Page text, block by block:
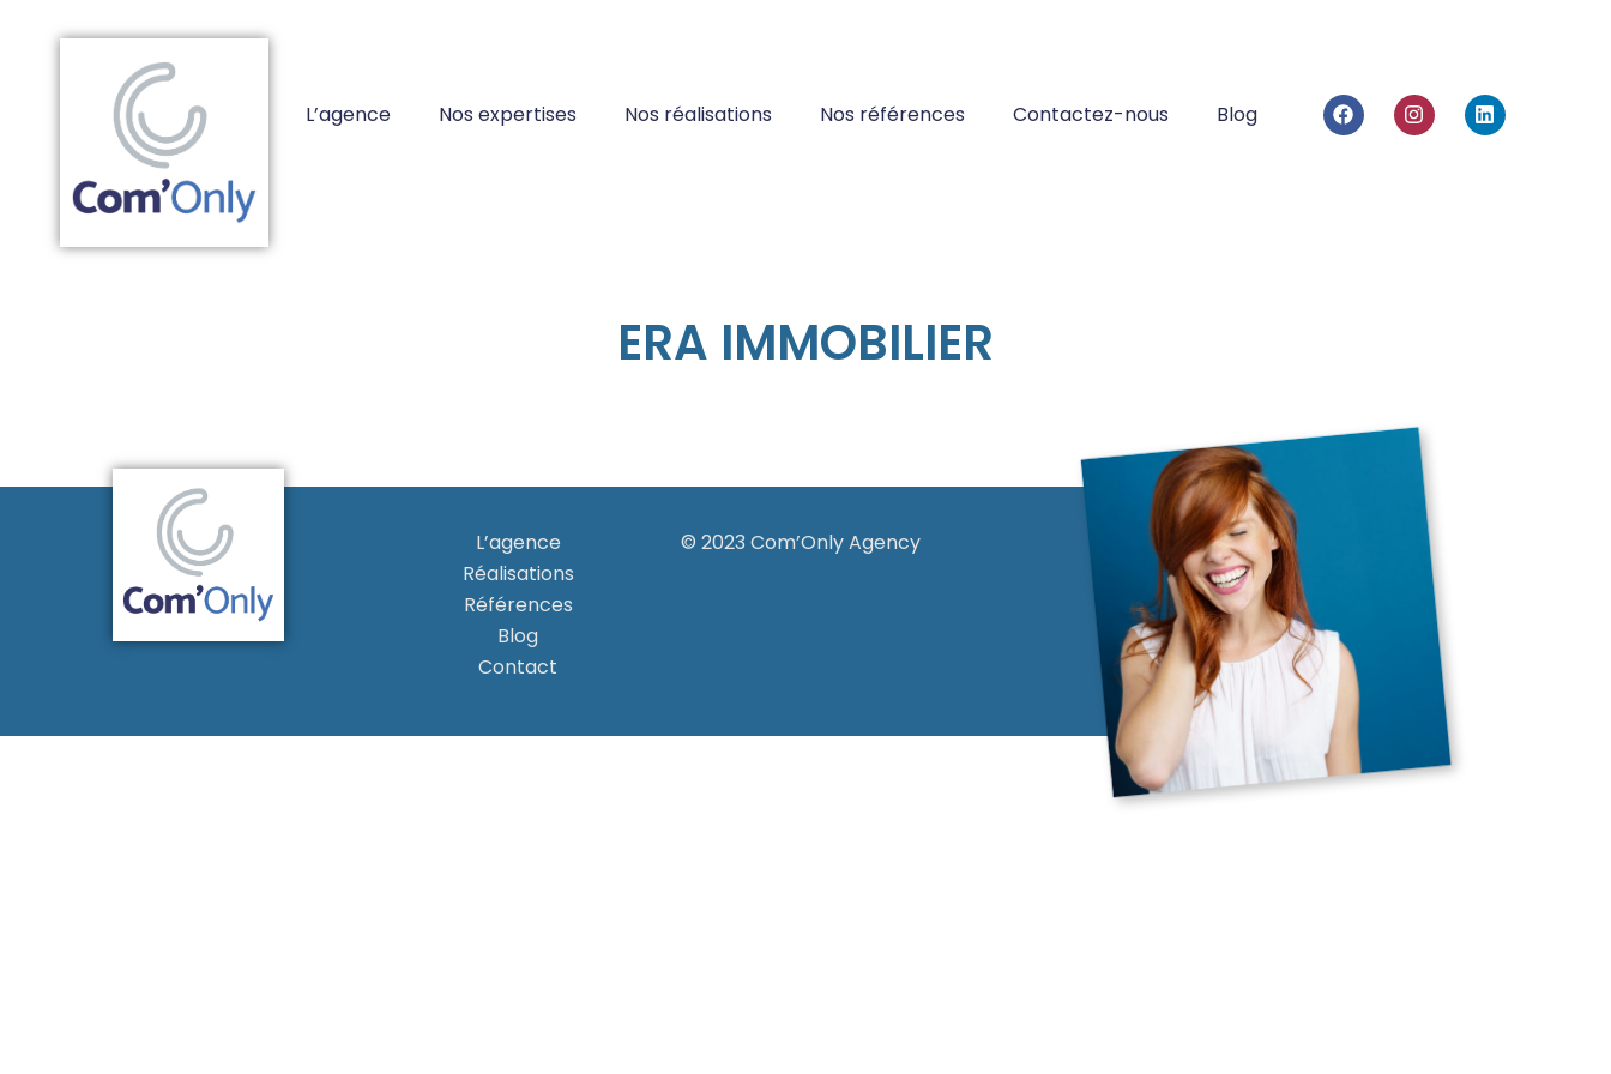
L’agence Nos expertises Nos réalisations Nos références Contactez-nous Blog
ERA IMMOBILIER
L’agence
Réalisations
Références
Blog
Contact
© 2023 Com’Only Agency